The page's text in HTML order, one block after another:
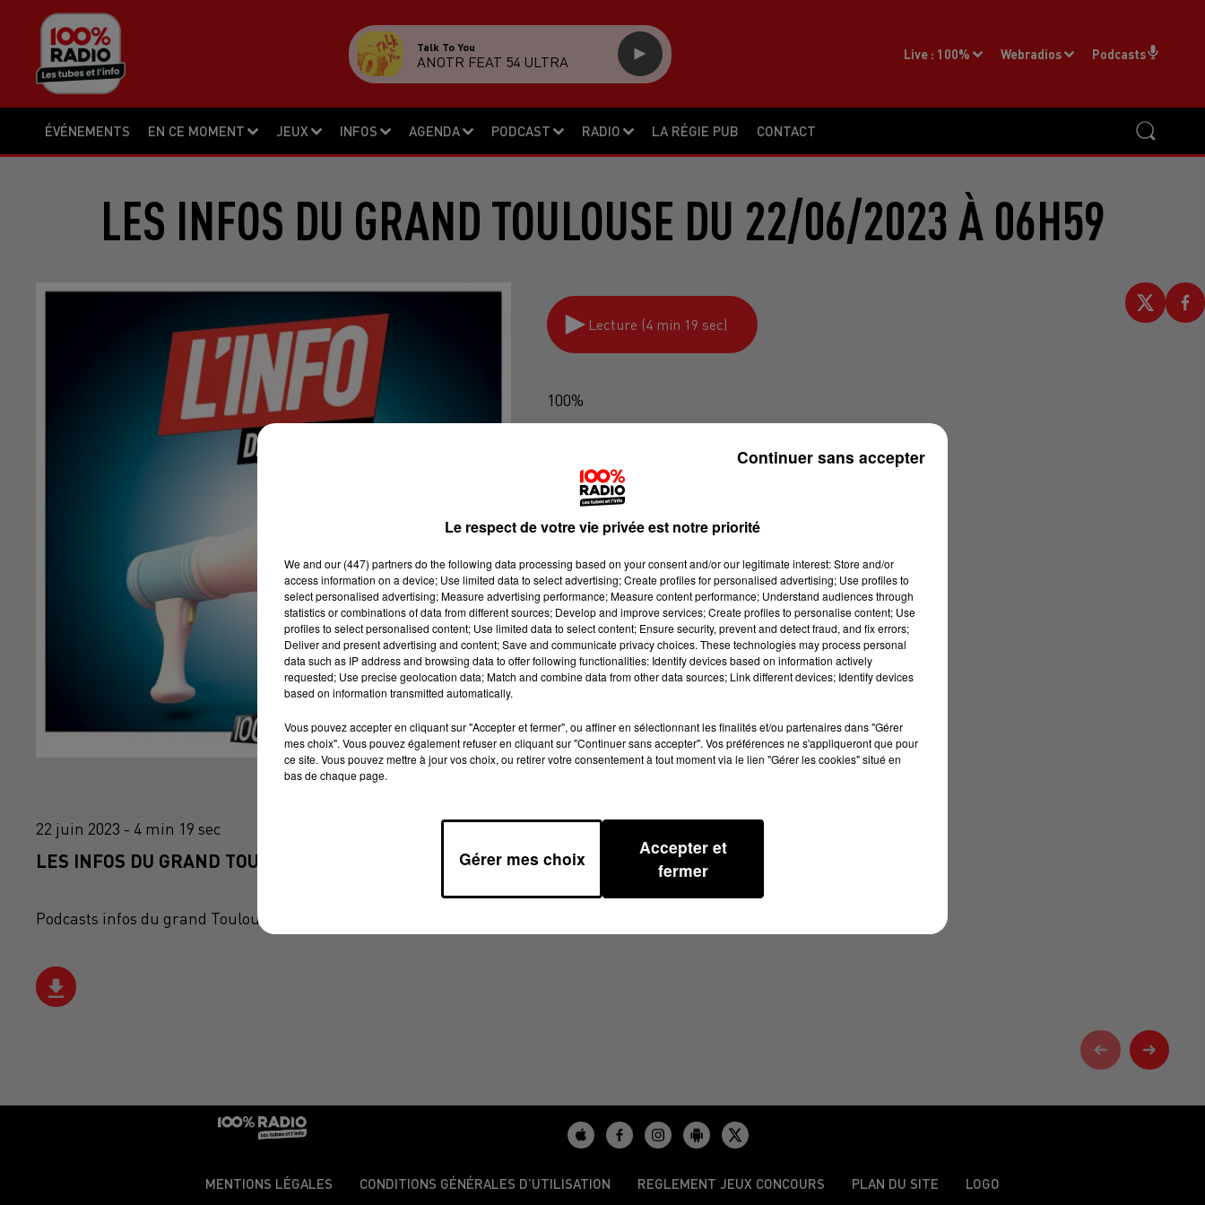
ÉVÉNEMENTS EN CE MOMENT JEUX INFOS AGENDA PODCAST RADIO LA RÉGIE PUB CONTACT
Live : 100% Webradios Podcasts
Talk To You
ANOTR FEAT 54 ULTRA
LES INFOS DU GRAND TOULOUSE DU 22/06/2023 À 06H59
Lecture (4 min 19 sec)
100%
22 juin 2023 - 4 min 19 sec
LES INFOS DU GRAND TOULOUSE DU 22/06/2023 À 06H59
Podcasts infos du grand Toulouse
MENTIONS LÉGALES CONDITIONS GÉNÉRALES D’UTILISATION REGLEMENT JEUX CONCOURS PLAN DU SITE LOGO
Le respect de votre vie privée est notre priorité
We and our (447) partnersdo the following data processing based on your consent and/or our legitimate interest: Store and/or
access information on a device; Use limited data to select advertising; Create profiles for personalised advertising; Use profiles to
select personalised advertising; Measure advertising performance; Measure content performance; Understand audiences through
statistics or combinations of data from different sources; Develop and improve services; Create profiles to personalise content; Use
profiles to select personalised content; Use limited data to select content; Ensure security, prevent and detect fraud, and fix errors;
Deliver and present advertising and content; Save and communicate privacy choices. These technologies may process personal
data such as IP address and browsing data to offer following functionalities: Identify devices based on information actively
requested; Use precise geolocation data; Match and combine data from other data sources; Link different devices; Identify devices
based on information transmitted automatically.
Vous pouvez accepter en cliquant sur "Accepter et fermer", ou affiner en sélectionnant les finalités et/ou partenaires dans "Gérer
mes choix". Vous pouvez également refuser en cliquant sur "Continuer sans accepter". Vos préférences ne s'appliqueront que pour
ce site. Vous pouvez mettre à jour vos choix, ou retirer votre consentement à tout moment via le lien "Gérer les cookies" situé en
bas de chaque page.
Gérer mes choix
Accepter et
fermer
Continuer sans accepter